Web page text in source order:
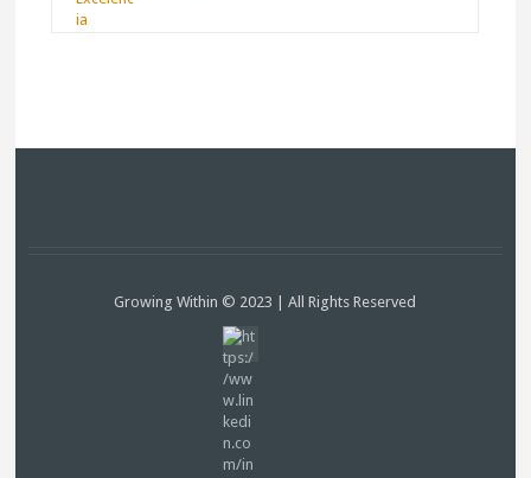
Growing Within © 2023 | All Rights Reserved